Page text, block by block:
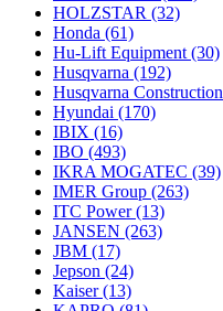
HOLZSTAR (32)
Honda (61)
Hu-Lift Equipment (30)
Husqvarna (192)
Husqvarna Construction
Hyundai (170)
IBIX (16)
IBO (493)
IKRA MOGATEC (39)
IMER Group (263)
ITC Power(13)
JANSEN (263)
JBM (17)
Jepson (24)
Kaiser(13)